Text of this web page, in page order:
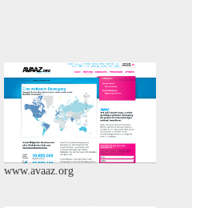
www.avaaz.org